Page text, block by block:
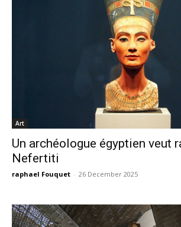
Art
Un archéologue égyptien veut
Nefertiti
raphael Fouquet - 26 December 2025